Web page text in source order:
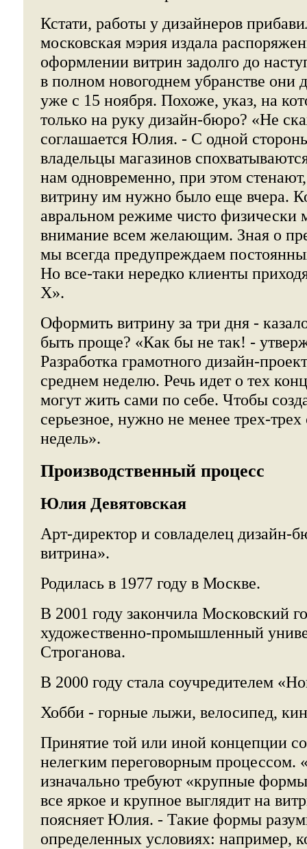
Кстати, работы у дизайнеров
московская мэрия издала
оформлении витрин задолго до
в полном новогоднем убранстве они
уже с 15 ноября. Похоже, указ, на
только на руку дизайн-бюро? «Не
соглашается Юлия. - С одной
владельцы магазинов
нам одновременно, при этом
витрину им нужно было еще вчера.
авральном режиме чисто физически
внимание всем желающим. Зная о
мы всегда предупреждаем
Но все-таки нередко клиенты
Х».
Оформить витрину за три дня -
быть проще? «Как бы не так! -
Разработка грамотного дизайн-
среднем неделю. Речь идет о тех
могут жить сами по себе. Чтобы
серьезное, нужно не менее трех-
недель».
Производственный процесс
Юлия Девятовская
Арт-директор и совладелец дизайн-
витрина».
Родилась в 1977 году в Москве.
В 2001 году закончила Московский
художественно-промышленный
Строганова.
В 2000 году стала соучредителем
Хобби - горные лыжи, велосипед,
Принятие той или иной концепции
нелегким переговорным процессом.
изначально требуют «крупные
все яркое и крупное выглядит на
поясняет Юлия. - Такие формы
определенных условиях: например,